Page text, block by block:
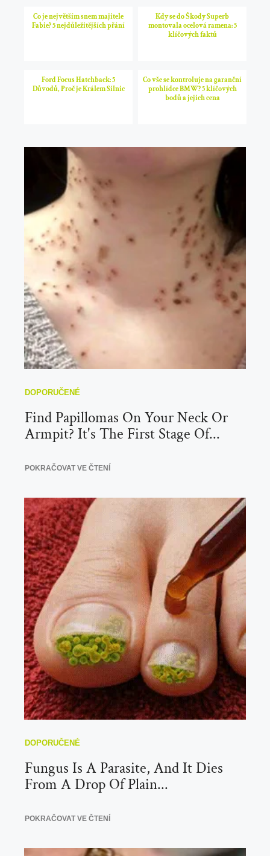
Co je největším snem majitele
Fabie? 5 nejdůležitějších přání
Kdy se do Škody Superb
montovala ocelová ramena: 5
klíčových faktů
Ford Focus Hatchback: 5
Důvodů, Proč je Králem Silnic
Co vše se kontroluje na garanční
prohlídce BMW? 5 klíčových
bodů a jejich cena
Find Papillomas On Your Neck Or
Armpit? It's The First Stage Of...
Fungus Is A Parasite, And It Dies
From A Drop Of Plain...